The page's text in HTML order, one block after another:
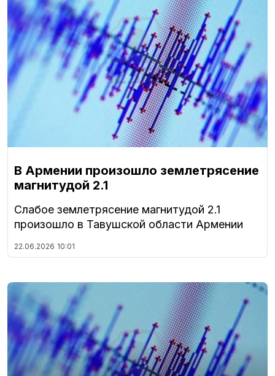
В Армении произошло землетрясение
магнитудой 2.1
Слабое землетрясение магнитудой 2.1
произошло в Тавушской области Армении
22.06.2026 10:01